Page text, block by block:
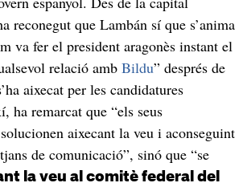
reconegut que Lambán sí que s’anima
va fer el president aragonès instant el
relació amb Bildu” després de
aixecat per les candidatures
ha remarcat que “els seus
aixecant la veu i aconseguint
de comunicació”, sinó que “se
la veu al comitè federal del